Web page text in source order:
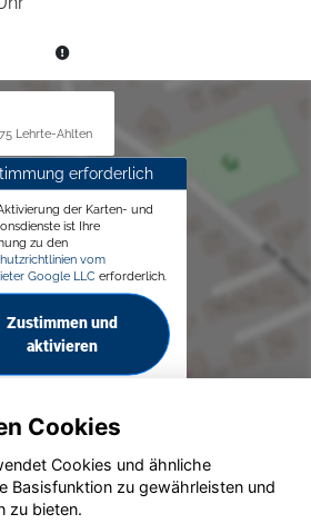
Lehrte-Ahlten
erforderlich
der Karten- und
ist Ihre
zu den
vom
Google LLC erforderlich.
Zustimmen und
aktivieren
GmbH 2020 - 2026
Cookies
Cookies und ähnliche
Basisfunktion zu gewährleisten und
zu bieten.